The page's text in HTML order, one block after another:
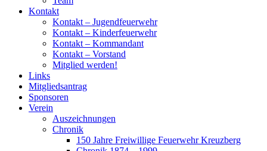
Kontakt
Kontakt – Jugendfeuerwehr
Kontakt – Kinderfeuerwehr
Kontakt – Kommandant
Kontakt – Vorstand
Mitglied werden!
Links
Mitgliedsantrag
Sponsoren
Verein
Auszeichnungen
Chronik
150 Jahre Freiwillige Feuerwehr Kreuzberg